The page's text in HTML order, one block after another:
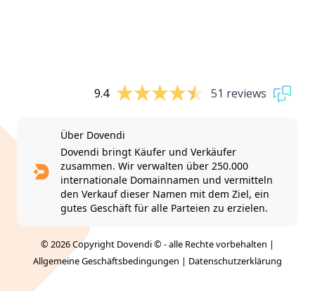
9.4 51 reviews
Über Dovendi
Dovendi bringt Käufer und Verkäufer
zusammen. Wir verwalten über 250.000
internationale Domainnamen und vermitteln
den Verkauf dieser Namen mit dem Ziel, ein
gutes Geschäft für alle Parteien zu erzielen.
© 2026 Copyright Dovendi © - alle Rechte vorbehalten |
Allgemeine Geschäftsbedingungen | Datenschutzerklärung